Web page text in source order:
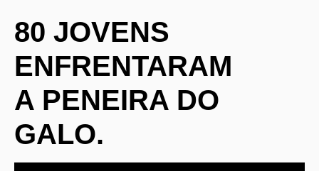
80 JOVENS
ENFRENTARAM
A PENEIRA DO
GALO.